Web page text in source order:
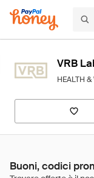
VRB
HEALTH
Buoni, codici